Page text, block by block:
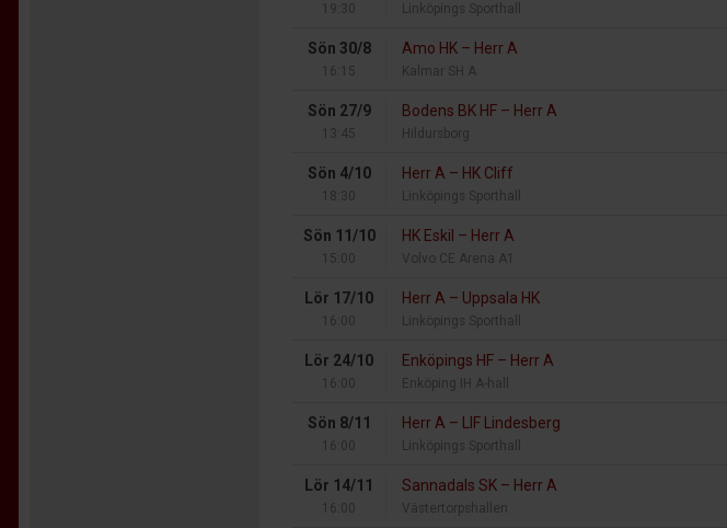
19:30 Linköpings Sporthall
Sön 30/8
16:15
Amo HK – Herr A
Kalmar SH A
Sön 27/9
13:45
Bodens BK HF – Herr A
Hildursborg
Sön 4/10
18:30
Herr A – HK Cliff
Linköpings Sporthall
Sön 11/10
15:00
HK Eskil – Herr A
Volvo CE Arena A1
Lör 17/10
16:00
Herr A – Uppsala HK
Linköpings Sporthall
Lör 24/10
16:00
Enköpings HF – Herr A
Enköping IH A-hall
Sön 8/11
16:00
Herr A – LIF Lindesberg
Linköpings Sporthall
Lör 14/11
16:00
Sannadals SK – Herr A
Västertorpshallen